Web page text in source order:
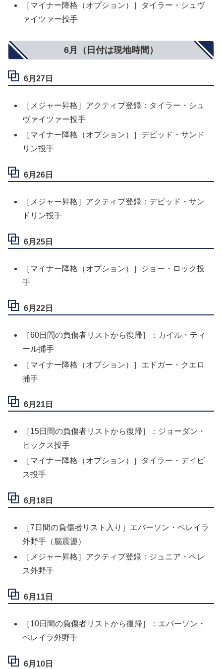
［マイナー降格（オプション）］タイラー・シュヴ
ァイツァー投手
6月（日付は現地時間）
6月27日
［メジャー昇格］アクティブ登録：タイラー・シュ
ヴァイツァー投手
［マイナー降格（オプション）］デビッド・サンド
リン投手
6月26日
［メジャー昇格］アクティブ登録：デビッド・サン
ドリン投手
6月25日
［マイナー降格（オプション）］ジョー・ロック投
手
6月22日
［60日間の負傷者リストから復帰］：カイル・ティ
ール捕手
［マイナー降格（オプション）］エドガー・クエロ
捕手
6月21日
［15日間の負傷者リストから復帰］：ジョーダン・
ヒックス投手
［マイナー降格（オプション）］タイラー・デイビ
ス投手
6月18日
［7日間の負傷者リスト入り］エバーソン・ペレイラ
外野手（脳震盪）
［メジャー昇格］アクティブ登録：ジュニア・ペレ
ス外野手
6月11日
［10日間の負傷者リストから復帰］：エバーソン・
ペレイラ外野手
6月10日